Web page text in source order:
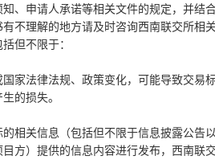
知、申请人承诺等相关文件的规定，并结
不理解的地方请及时咨询西南联交所相
但不限于：
国家法律法规、政策变化，可能导致交易
生的损失。
相关信息（包括但不限于信息披露公
方）提供的信息内容进行发布，西南